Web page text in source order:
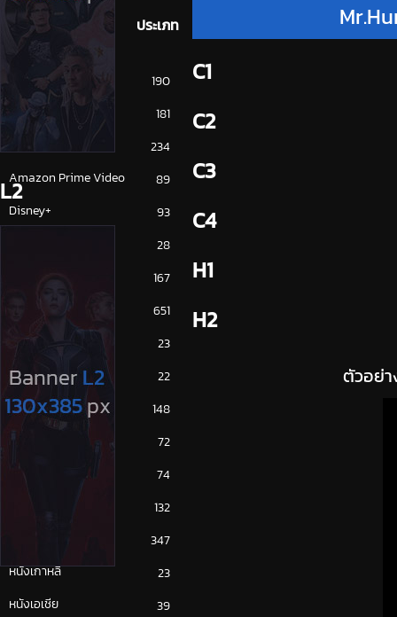
ประเภท
การ์ตูน
190
ดูซีรี่ย์ 2025
181
234
Amazon Prime Video
89
Disney+
93
28
167
651
ซีรีย์จีน
23
ซีรีย์ญี่ปุ่น
22
ซีรีย์ฝรั่ง
148
ซีรีย์เกาหลี
72
74
132
347
หนังเกาหลี
23
หนังเอเชีย
39
C1
C2
C3
C4
H1
H2
ตัวอย่า
L2